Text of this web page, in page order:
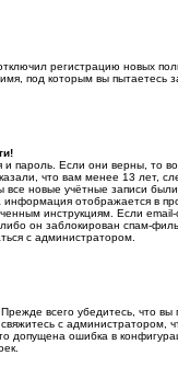
регистрацию новых
под которым вы пытаетесь
и пароль. Если они верны, то
что вам менее 13 лет,
все новые учётные записи
отображается в
инструкциям. Если
он заблокирован спам-
с администратором.
всего убедитесь, что вы
с администратором,
допущена ошибка в